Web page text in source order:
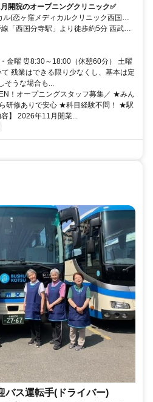
開院のオープニングクリニック✅
(恋ヶ窪メディカルクリニック西国分
15分 JR中央線・西武線「国分寺駅」
金曜 ⏰8:30～18:00（休憩60分） 土曜
残業はできる限り少なくし、基本は定
そうな場合も...
！オープニングスタッフ募集／ ★みん
研修ありで安心 ★科目経験不問！ ★駅
】 2026年11月開業...
バス運転手(ドライバー)